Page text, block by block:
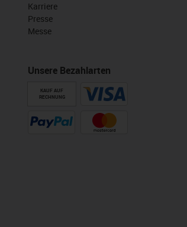
Karriere
Presse
Messe
Unsere Bezahlarten
KAUF AUF
RECHNUNG